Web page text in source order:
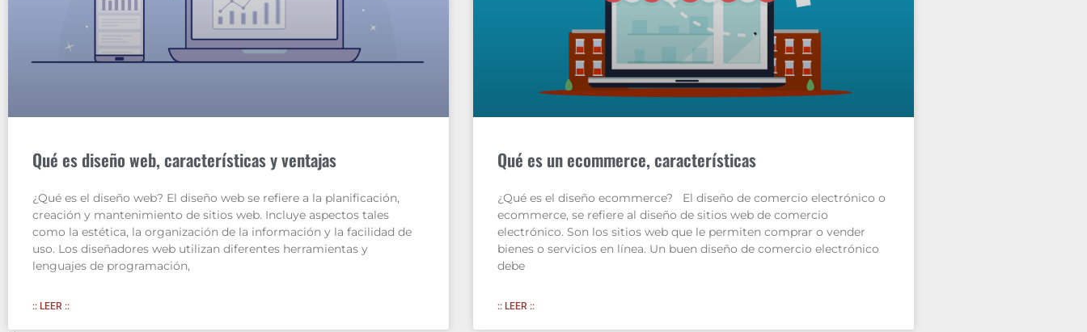
Qué es diseño web, características y ventajas
¿Qué es el diseño web? El diseño web se refiere a la planificación,
creación y mantenimiento de sitios web. Incluye aspectos tales
como la estética, la organización de la información y la facilidad de
uso. Los diseñadores web utilizan diferentes herramientas y
lenguajes de programación,
:: LEER ::
Qué es un ecommerce, características
¿Qué es el diseño ecommerce? El diseño de comercio electrónico o
ecommerce, se refiere al diseño de sitios web de comercio
electrónico. Son los sitios web que le permiten comprar o vender
bienes o servicios en línea. Un buen diseño de comercio electrónico
debe
:: LEER ::